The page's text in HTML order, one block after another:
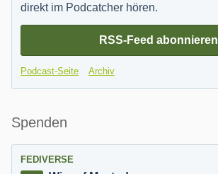
direkt im Podcatcher hören.
RSS-Feed abonnieren
Podcast-Seite Archiv
Spenden
FEDIVERSE